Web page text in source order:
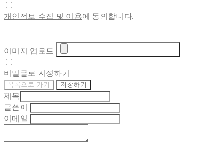
개인정보 수집 및 이용에 동의합니다.
이미지 업로드
비밀글로 지정하기
목록으로 가기 저장하기
제목
글쓴이
이메일